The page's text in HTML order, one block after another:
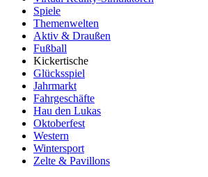
Spiele
Themenwelten
Aktiv & Draußen
Fußball
Kickertische
Glücksspiel
Jahrmarkt
Fahrgeschäfte
Hau den Lukas
Oktoberfest
Western
Wintersport
Zelte & Pavillons